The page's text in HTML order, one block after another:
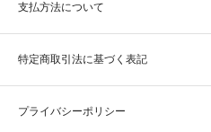
支払方法について
特定商取引法に基づく表記
プライバシーポリシー